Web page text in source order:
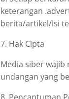
keterangan
berita/artikel/isi
7. Hak Cipta
Media siber
undangan yang